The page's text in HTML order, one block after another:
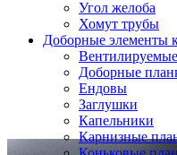
Угол желоба
Хомут трубы
Доборные элементы
Доборные
Ендовы
Заглушки
Капельники
Карнизные